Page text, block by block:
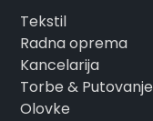
Tekstil
Radna oprema
Kancelarija
Torbe & Putovanje
Olovke